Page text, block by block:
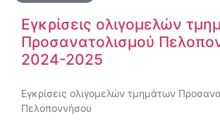
Εγκρίσεις ολιγομελών
Προσανατολισμού
2024-2025
Εγκρίσεις ολιγομελών τμημάτων
Πελοποννήσου